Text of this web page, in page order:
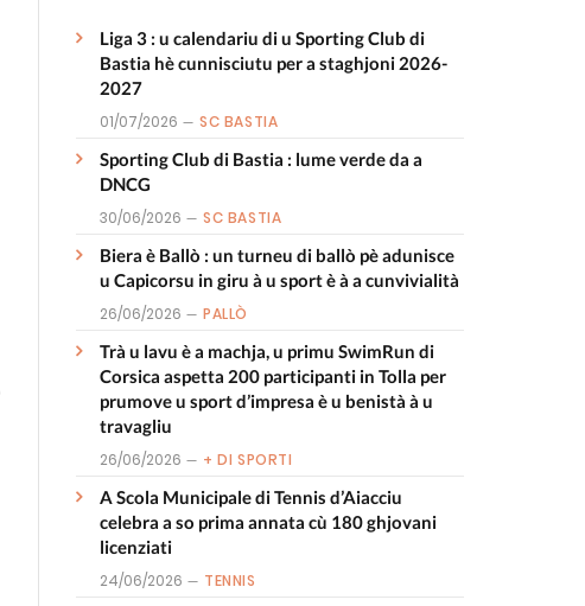
Liga 3 : u calendariu di u Sporting Club di
Bastia hè cunnisciutu per a staghjoni 2026-
2027
01/07/2026 SC BASTIA
Sporting Club di Bastia : lume verde da a
DNCG
30/06/2026 SC BASTIA
Biera è Ballò : un turneu di ballò pè adunisce
u Capicorsu in giru à u sport è à a cunvivialità
26/06/2026 PALLÒ
Trà u lavu è a machja, u primu SwimRun di
Corsica aspetta 200 participanti in Tolla per
prumove u sport d’impresa è u benistà à u
travagliu
26/06/2026 + DI SPORTI
A Scola Municipale di Tennis d’Aiacciu
celebra a so prima annata cù 180 ghjovani
licenziati
24/06/2026 TENNIS